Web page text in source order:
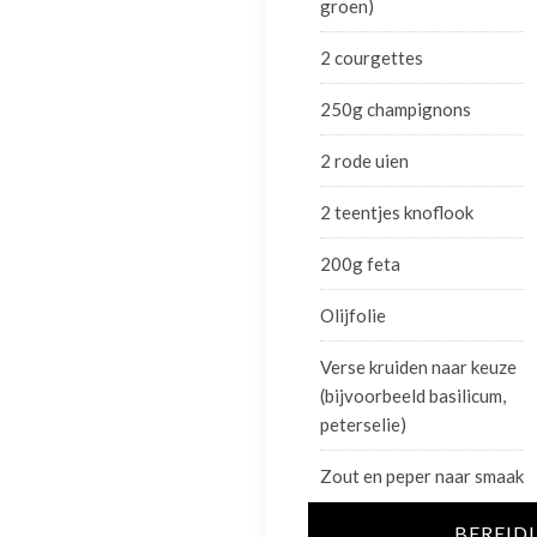
groen)
2 courgettes
250g champignons
2 rode uien
2 teentjes knoflook
200g feta
Olijfolie
Verse kruiden naar keuze
(bijvoorbeeld basilicum,
peterselie)
Zout en peper naar smaak